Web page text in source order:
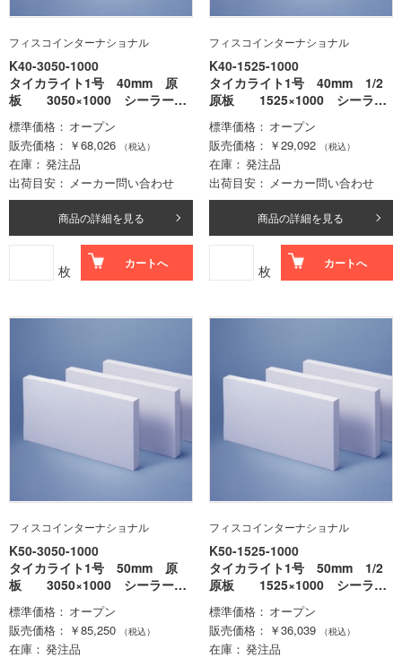
フィスコインターナショナル
K40-3050-1000
タイカライト1号 40mm 原
板 3050×1000 シーラー処
理無
標準価格
オープン
販売価格
￥68,026 （税込）
在庫
発注品
出荷目安
メーカー問い合わせ
商品の詳細を見る
枚 カートへ
フィスコインターナショナル
K40-1525-1000
タイカライト1号 40mm 1/2
原板 1525×1000 シーラー
処理無
標準価格
オープン
販売価格
￥29,092 （税込）
在庫
発注品
出荷目安
メーカー問い合わせ
商品の詳細を見る
枚 カートへ
フィスコインターナショナル
K50-3050-1000
タイカライト1号 50mm 原
板 3050×1000 シーラー処
理無
標準価格
オープン
販売価格
￥85,250 （税込）
在庫
発注品
フィスコインターナショナル
K50-1525-1000
タイカライト1号 50mm 1/2
原板 1525×1000 シーラー
処理無
標準価格
オープン
販売価格
￥36,039 （税込）
在庫
発注品